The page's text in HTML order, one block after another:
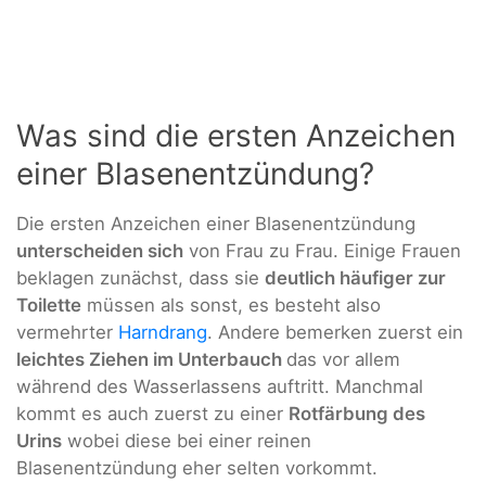
Was sind die ersten Anzeichen
einer Blasenentzündung?
Die ersten Anzeichen einer Blasenentzündung
unterscheiden sich von Frau zu Frau. Einige Frauen
beklagen zunächst, dass sie deutlich häufiger zur
Toilette müssen als sonst, es besteht also
vermehrter Harndrang. Andere bemerken zuerst ein
leichtes Ziehen im Unterbauch das vor allem
während des Wasserlassens auftritt. Manchmal
kommt es auch zuerst zu einer Rotfärbung des
Urins wobei diese bei einer reinen
Blasenentzündung eher selten vorkommt.